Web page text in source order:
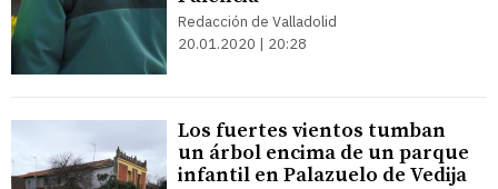
Redacción de Valladolid
20.01.2020 | 20:28
Los fuertes vientos tumban
un árbol encima de un parque
infantil en Palazuelo de Vedija